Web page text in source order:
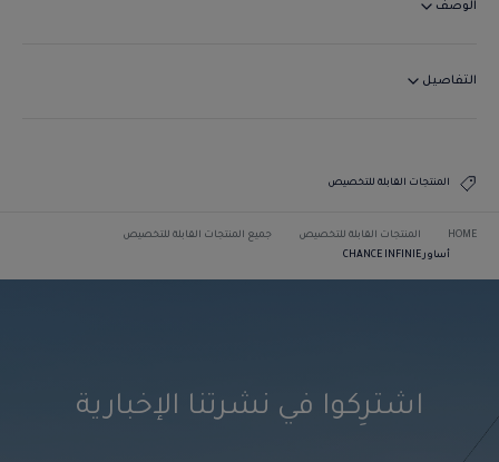
الوصف
التفاصيل
المنتجات القابلة للتخصيص
HOME المنتجات القابلة للتخصيص
جميع المنتجات القابلة للتخصيص
أساور CHANCE INFINIE
اشترِكوا في نشرتنا الإخبارية